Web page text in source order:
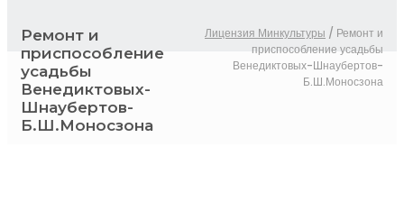
Ремонт и
приспособление
усадьбы
Венедиктовых-
Шнаубертов-
Б.Ш.Моносзона
Лицензия Минкультуры / Ремонт и
приспособление усадьбы
Венедиктовых-Шнаубертов-
Б.Ш.Моносзона